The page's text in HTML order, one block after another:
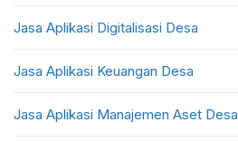
Jasa Aplikasi Digitalisasi Desa
Jasa Aplikasi Keuangan Desa
Jasa Aplikasi Manajemen Aset Desa